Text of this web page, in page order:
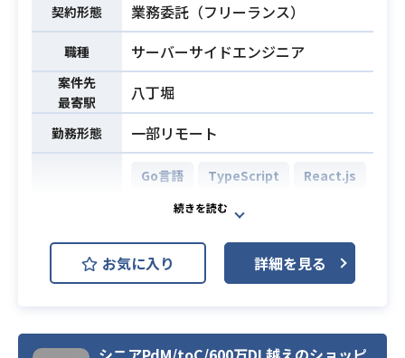
・Material Components
・OkHttp, Retrofit
・Swagger
・AIコーディングツールを活用した
品質・保守性の担保
・設計から実装まで一気通貫したプ
ロダクト開発
※詳細は面談時にお伝えします。
必須スキル
・LLMを含むAI技術を活用したプロ
ダクト開発経験
・TypeScript または Node.js を用い
た開発実務経験（3年以上）
・Pythonを用いた開発実務経験
・React を用いたSPA開発経験
・AIコーディングを使いこなすこと
を理解し、品質の高いコードを責任
契約形態 業務委託（フリーランス）
職種 サーバーサイドエンジニア
案件先
最寄駅
八丁堀
勤務形態 一部リモート
Go言語 TypeScript
React.js
AWS (Amazon Web Services)
GCP (Google Cloud Platform)
Docker
発・運用プロジェクトにおいて、
お気に入り 詳細を見る